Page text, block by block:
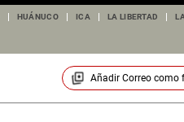
HUÁNUCO ICA LA LIBERTAD
Añadir Correocomo